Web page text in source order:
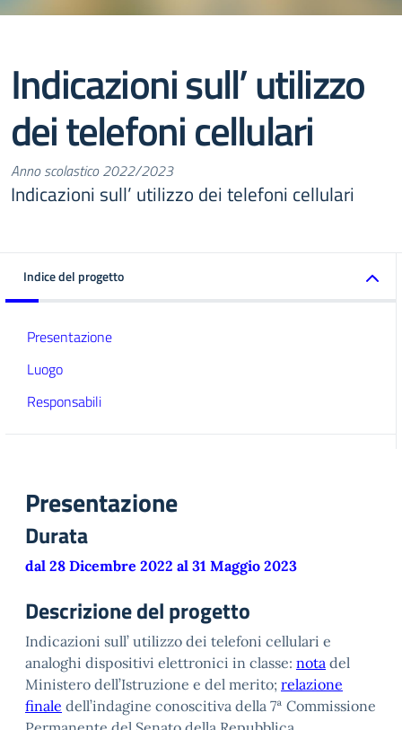
Indicazioni sull’ utilizzo
dei telefoni cellulari
Anno scolastico 2022/2023
Indicazioni sull’ utilizzo dei telefoni cellulari
Indice del progetto
Presentazione
Luogo
Responsabili
Presentazione
Durata
dal 28 Dicembre 2022 al 31 Maggio 2023
Descrizione del progetto
Indicazioni sull’ utilizzo dei telefoni cellulari e
analoghi dispositivi elettronici in classe: nota del
Ministero dell’Istruzione e del merito; relazione
finale dell’indagine conoscitiva della 7ª Commissione